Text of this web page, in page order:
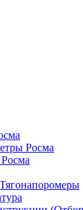
Росма